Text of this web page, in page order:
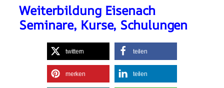
Weiterbildung Eisenach
Seminare, Kurse, Schulungen
twittern teilen
merken teilen